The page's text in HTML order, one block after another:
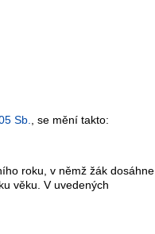
Sb.
, se mění takto:
roku, v němž žák dosáhne
věku. V uvedených